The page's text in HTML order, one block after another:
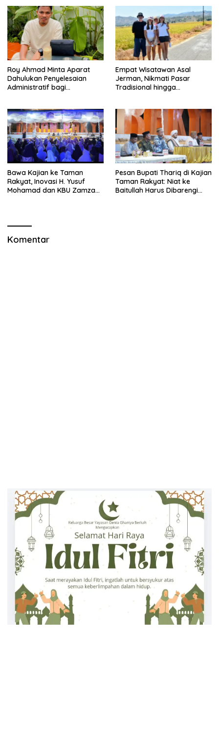
Roy Ahmad Minta Aparat
Dahulukan Penyelesaian
Administratif bagi
Empat Wisatawan Asal
Jerman, Nikmati Pasar
Tradisional hingga
Bawa Kajian ke Taman
Rakyat, Inovasi H. Yusuf
Mohamad dan KBU Zamzam
Pesan Bupati Thariq di Kajian
Taman Rakyat: Niat ke
Baitullah Harus Dibarengi
Komentar